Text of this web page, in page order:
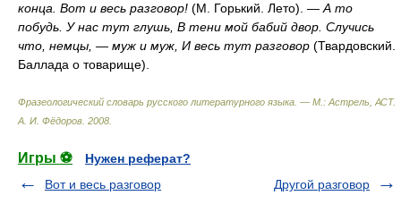
конца. Вот и весь разговор! (М. Горький. Лето). — А то
побудь. У нас тут глушь, В тени мой бабий двор. Случись
что, немцы, — муж и муж, И весь тут разговор (Твардовский.
Баллада о товарище).
Фразеологический словарь русского литературного языка. — М.: Астрель, АСТ.
А. И. Фёдоров 2008
Игры ⚽
Нужен реферат?
Вот и весь разговор
Другой разговор